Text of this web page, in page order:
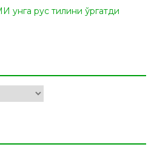
рус тилини ўргатди